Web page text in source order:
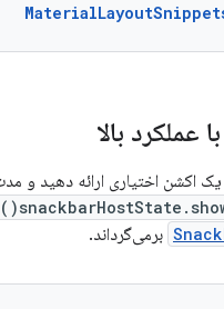
عملکرد بالا
اکشن اختیاری ارائه دهید و
برمی‌گرداند.